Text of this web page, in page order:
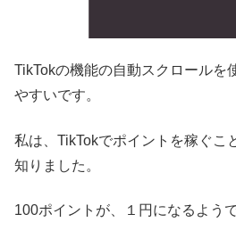
TikTokの機能の自動スクロールを
やすいです。
私は、TikTokでポイントを稼ぐこ
知りました。
100ポイントが、１円になるようで